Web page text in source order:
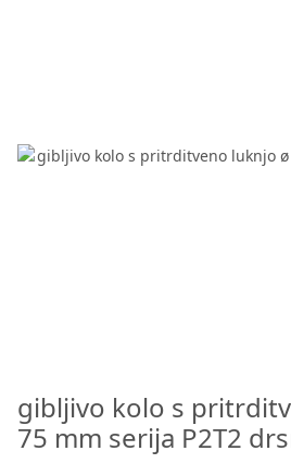
gibljivo kolo s
75 mm serija P2T2